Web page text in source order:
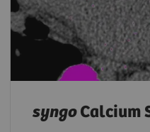
syngoCalcium